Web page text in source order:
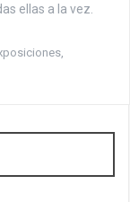
ellas a la vez.